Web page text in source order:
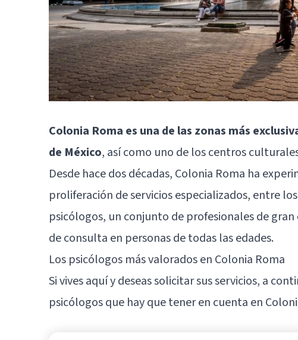
Colonia Roma es una de las zonas más
de México, así como uno de los centros
Desde hace dos décadas, Colonia Roma ha
proliferación de servicios especializados, entre
psicólogos, un conjunto de profesionales de
de consulta en personas de todas las edades.
Los psicólogos más valorados en Colonia Roma
Si vives aquí y deseas solicitar sus servicios, a
psicólogos que hay que tener en cuenta en